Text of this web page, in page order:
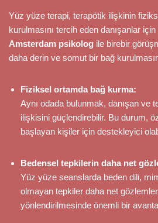
Yüz yüze terapi, terapötik ilişkinin
kurulmasını tercih eden danışanlar
Amsterdam psikolog ile birebir
daha derin ve somut bir bağ
Fiziksel ortamda bağ kurma:
Aynı odada bulunmak, danışan ve
ilişkisini güçlendirebilir. Bu durum,
başlayan kişiler için destekleyici
Bedensel tepkilerin daha net
Yüz yüze seanslarda beden dili,
olmayan tepkiler daha net
yönlendirilmesinde önemli bir